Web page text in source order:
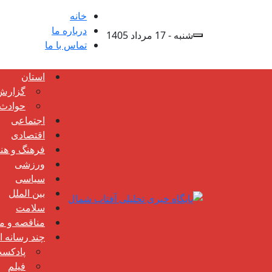
شنبه - 17 مرداد 1405
خانه
درباره ما
تماس با ما
استان
حوادث
اجتماعی
اقتصادی
فرهنگ و
ورزشی
سیاسی
بین الملل
سلامت
مناقصه و
چند رسانه
فیلم